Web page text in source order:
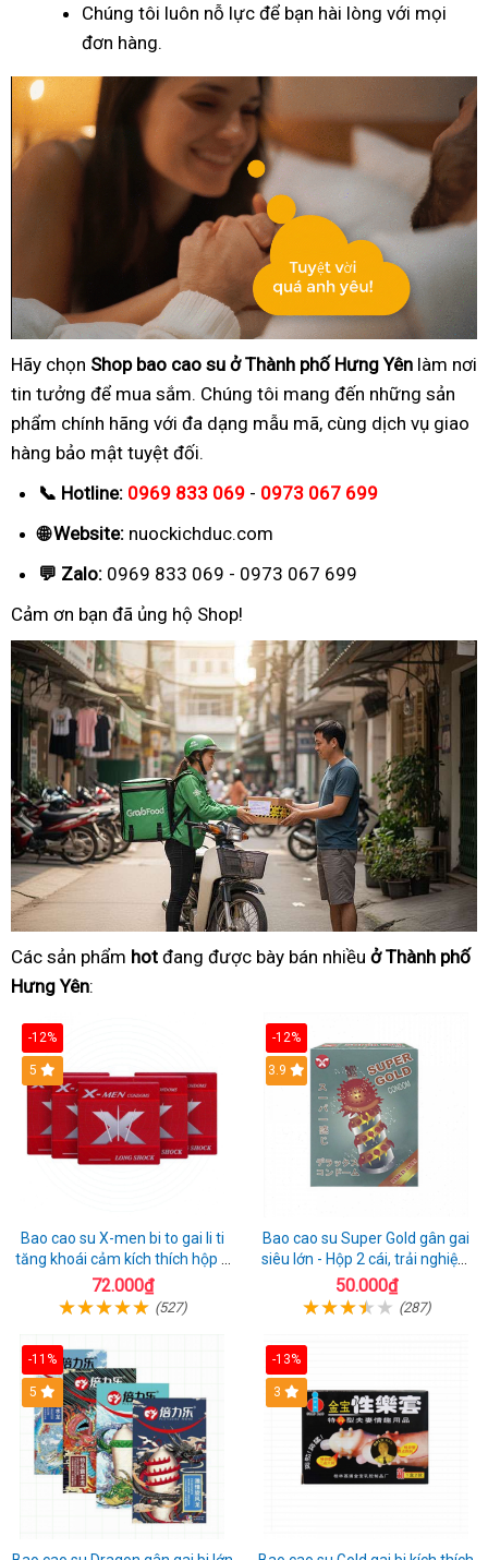
Chúng tôi luôn nỗ lực để bạn hài lòng với mọi
đơn hàng.
Hãy chọn Shop bao cao su ở Thành phố Hưng Yên làm nơi
tin tưởng để mua sắm. Chúng tôi mang đến những sản
phẩm chính hãng với đa dạng mẫu mã, cùng dịch vụ giao
hàng bảo mật tuyệt đối.
📞 Hotline: 0969 833 069 - 0973 067 699
🌐 Website: nuockichduc.com
💬 Zalo: 0969 833 069 - 0973 067 699
Cảm ơn bạn đã ủng hộ Shop!
Các sản phẩm hot đang được bày bán nhiều ở Thành phố
Hưng Yên:
-12%
Hot
5
Bao cao su X-men bi to gai li ti
tăng khoái cảm kích thích hộp 1
cái
72.000₫
(527)
-12%
3.9
Bao cao su Super Gold gân gai
siêu lớn - Hộp 2 cái, trải nghiệm
mới lạ
50.000₫
(287)
-11%
Hot
5
-13%
3